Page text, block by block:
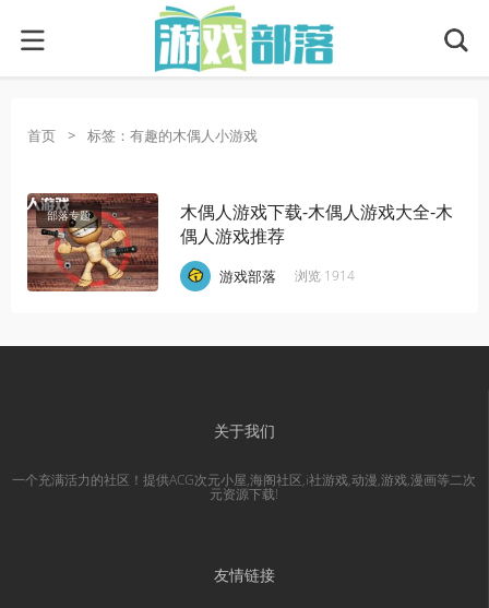
首页 > 标签：有趣的木偶人小游戏
部落专题
木偶人游戏下载-木偶人游戏大全-木
偶人游戏推荐
游戏部落 浏览 1914
关于我们
一个充满活力的社区！提供ACG次元小屋,海阁社区,i社游戏,动漫,游戏,漫画等二次
元资源下载!
友情链接